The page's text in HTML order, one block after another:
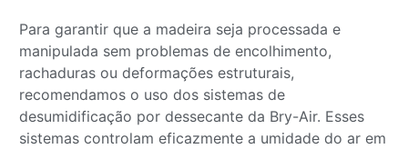
Para garantir que a madeira seja processada e
manipulada sem problemas de encolhimento,
rachaduras ou deformações estruturais,
recomendamos o uso dos sistemas de
desumidificação por dessecante da Bry-Air. Esses
sistemas controlam eficazmente a umidade do ar em